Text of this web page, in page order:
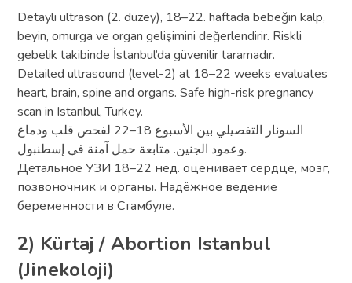
Detaylı ultrason (2. düzey), 18–22. haftada bebeğin kalp,
beyin, omurga ve organ gelişimini değerlendirir. Riskli
gebelik takibinde İstanbul’da güvenilir taramadır.
Detailed ultrasound (level-2) at 18–22 weeks evaluates
heart, brain, spine and organs. Safe high-risk pregnancy
scan in Istanbul, Turkey.
السونار التفصيلي بين الأسبوع 18–22 لفحص قلب ودماغ
وعمود الجنين. متابعة حمل آمنة في إسطنبول.
Детальное УЗИ 18–22 нед. оценивает сердце, мозг,
позвоночник и органы. Надёжное ведение
беременности в Стамбуле.
2) Kürtaj / Abortion Istanbul
(Jinekoloji)